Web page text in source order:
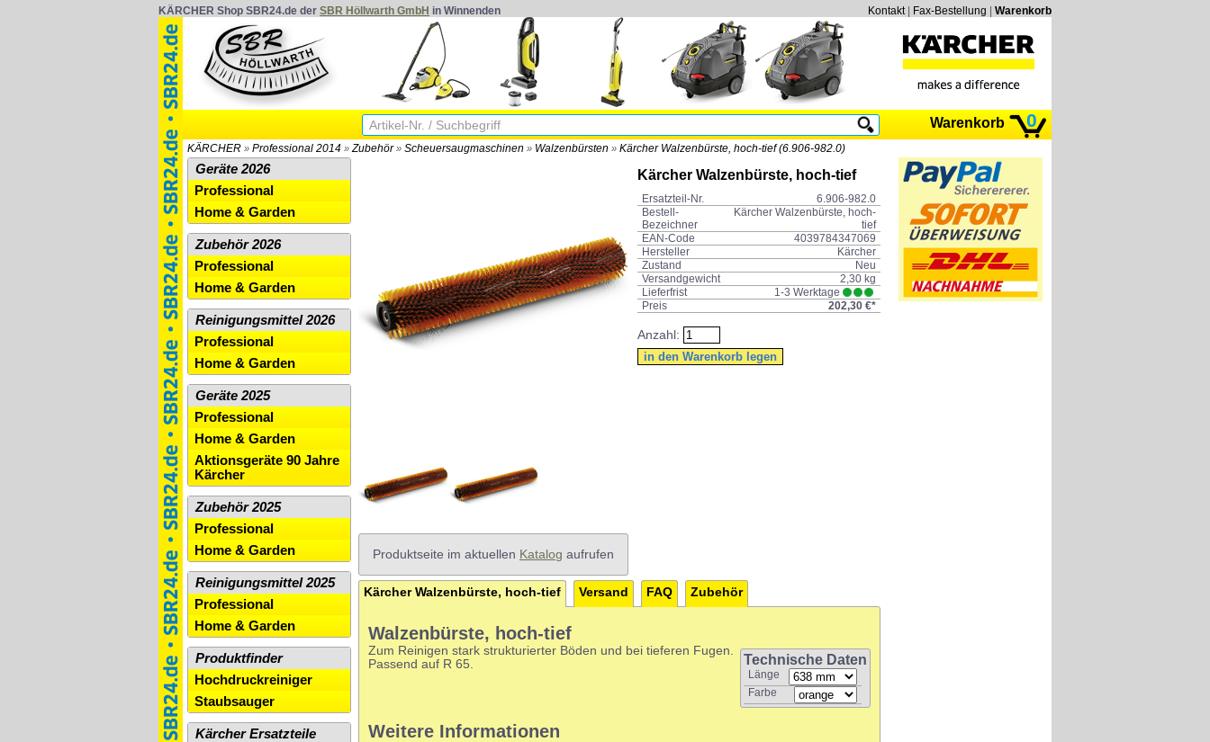
KÄRCHER Shop SBR24.de der SBR Höllwarth GmbH in Winnenden Kontakt| Fax-Bestellung Warenkorb
Warenkorb 0
KÄRCHER » Professional 2014 » Zubehör» Scheuersaugmaschinen » Walzenbürsten » Kärcher Walzenbürste, hoch-tief (6.906-982.0)
Kärcher Walzenbürste, hoch-tief
Ersatzteil-Nr.
6.906-982.0
Bestell-
Bezeichner
Kärcher Walzenbürste, hoch-
tief
EAN-Code
4039784347069
Hersteller
Kärcher
Zustand
Neu
Versandgewicht
2,30 kg
Lieferfrist
1-3 Werktage
Preis
202,30 €*
Anzahl:
Produktseite im aktuellen Katalog aufrufen
Kärcher Walzenbürste, hoch-tief Versand FAQ Zubehör
Walzenbürste, hoch-tief
Technische Daten
Länge
Farbe
Zum Reinigen stark strukturierter Böden und bei tieferen Fugen.
Passend auf R 65.
Weitere Informationen
Geräte 2026
Professional
Home & Garden
Zubehör 2026
Professional
Home & Garden
Reinigungsmittel 2026
Professional
Home & Garden
Geräte 2025
Professional
Home & Garden
Aktionsgeräte 90 Jahre
Kärcher
Zubehör 2025
Professional
Home & Garden
Reinigungsmittel 2025
Professional
Home & Garden
Produktfinder
Hochdruckreiniger
Staubsauger
Kärcher Ersatzteile